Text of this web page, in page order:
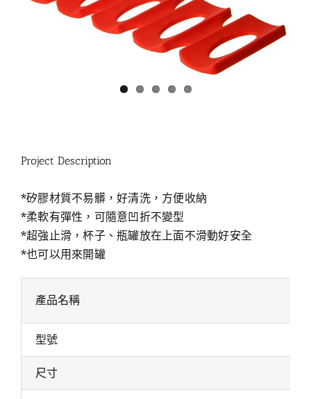
Project Description
*矽膠材質不易髒，好清洗，方便收納
*柔軟有彈性，可隨意凹折不變型
*超強止滑，杯子、瓶罐放在上面不滑動好安全
*也可以用來開罐
產品名稱
型號
尺寸